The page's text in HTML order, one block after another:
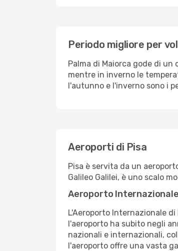
Periodo migliore per
Palma di Maiorca gode di
mentre in inverno le
l'autunno e l'inverno sono i
Aeroporti di Pisa
Pisa è servita da un
Galileo Galilei, è uno scalo
Aeroporto
L'Aeroporto Internazionale
l'aeroporto ha subito negli
nazionali e internazionali,
l'aeroporto offre una vasta